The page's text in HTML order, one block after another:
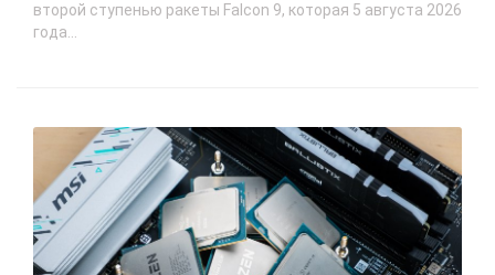
второй ступенью ракеты Falcon 9, которая 5 августа 2026
года...